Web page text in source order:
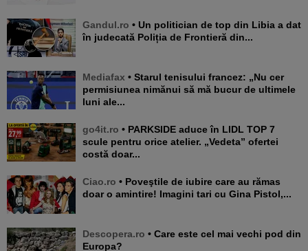
Gandul.ro • Un politician de top din Libia a dat
în judecată Poliția de Frontieră din...
Mediafax • Starul tenisului francez: „Nu cer
permisiunea nimănui să mă bucur de ultimele
luni ale...
go4it.ro • PARKSIDE aduce în LIDL TOP 7
scule pentru orice atelier. „Vedeta” ofertei
costă doar...
Ciao.ro • Poveştile de iubire care au rămas
doar o amintire! Imagini tari cu Gina Pistol,...
Descopera.ro • Care este cel mai vechi pod din
Europa?